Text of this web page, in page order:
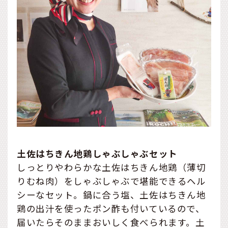
土佐はちきん地鶏しゃぶしゃぶセット
しっとりやわらかな土佐はちきん地鶏（薄切
りむね肉）をしゃぶしゃぶで堪能できるヘル
シーなセット。鍋に合う塩、土佐はちきん地
鶏の出汁を使ったポン酢も付いているので、
届いたらそのままおいしく食べられます。土